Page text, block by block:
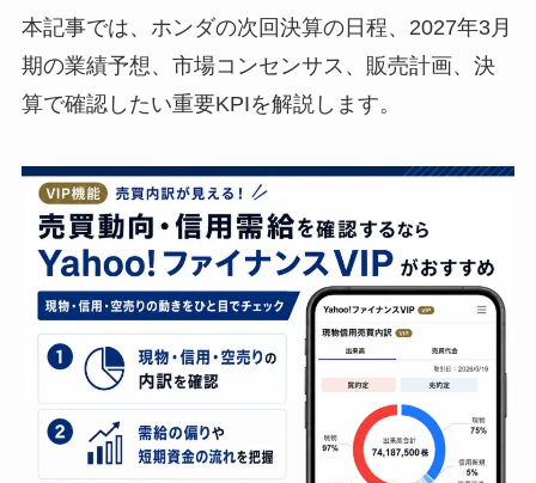
本記事では、ホンダの次回決算の日程、2027年3月
期の業績予想、市場コンセンサス、販売計画、決
算で確認したい重要KPIを解説します。